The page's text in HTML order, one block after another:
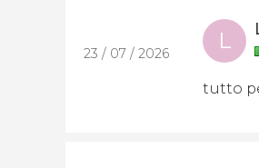
23 / 07 / 2026 L
tutto